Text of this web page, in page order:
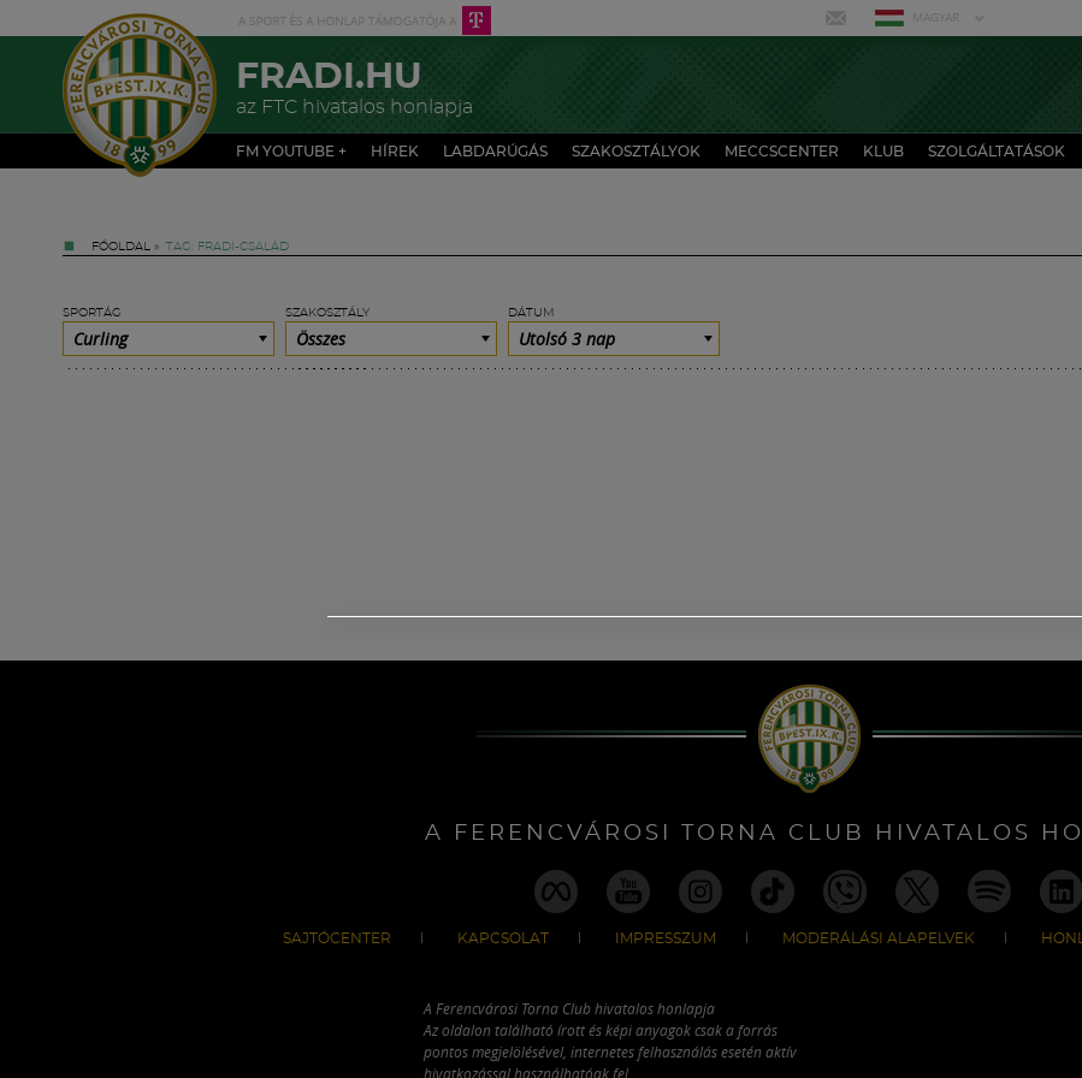
MAGYAR
FRADI.HU
az FTC hivatalos honlapja
FM YOUTUBE + HÍREK LABDARÚGÁS SZAKOSZTÁLYOK MECCSCENTER KLUB SZOLGÁLTATÁSOK
FŐOLDAL » TAG: FRADI-CSALÁD
SPORTÁG
Curling
SZAKOSZTÁLY
Összes
DÁTUM
Utolsó 3 nap
A FERENCVÁROSI TORNA CLUB HIVATALOS
SAJTÓCENTER KAPCSOLAT IMPRESSZUM MODERÁLÁSI ALAPELVEK
A Ferencvárosi Torna Club hivatalos honlapja
Az oldalon található írott és képi anyagok csak a forrás
pontos megjelölésével, internetes felhasználás esetén aktív
hivatkozással használhatóak fel.